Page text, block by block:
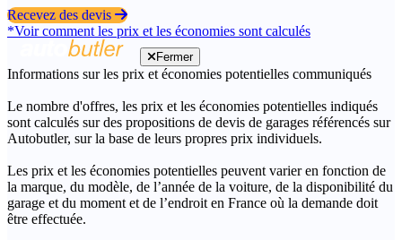
Recevez des devis
*Voir comment les prix et les économies sont calculés
Fermer
Informations sur les prix et économies potentielles communiqués
Le nombre d'offres, les prix et les économies potentielles indiqués
sont calculés sur des propositions de devis de garages référencés sur
Autobutler, sur la base de leurs propres prix individuels.
Les prix et les économies potentielles peuvent varier en fonction de
la marque, du modèle, de l’année de la voiture, de la disponibilité du
garage et du moment et de l’endroit en France où la demande doit
être effectuée.